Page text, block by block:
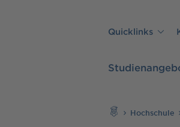
Quicklinks
Hochschule